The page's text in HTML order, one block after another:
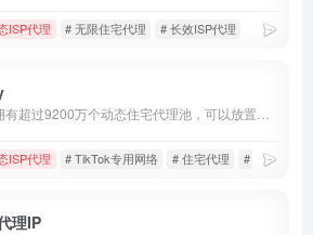
ISP代理 # 无限住宅代理 # 长效ISP代理
ISP代理 # TikTok专用网络 # 住宅代理 # 全球http代
理IP